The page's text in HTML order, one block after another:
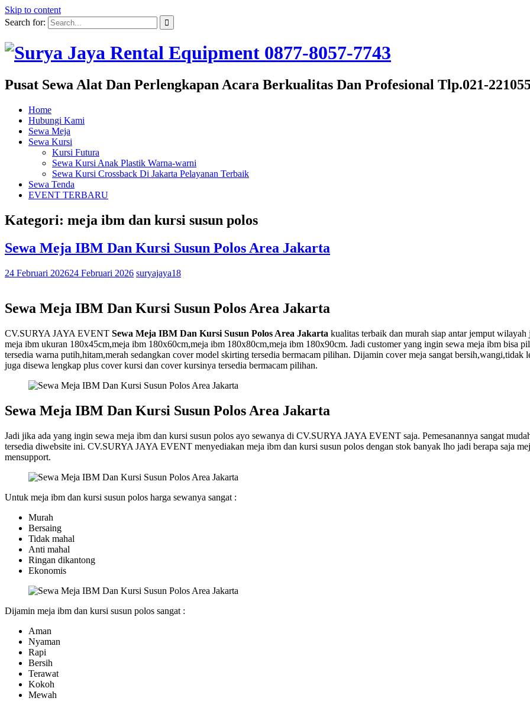
Skip to content
Search for:
Pusat Sewa Alat Dan Perlengkapan Acara Berkualitas Dan Profesional Tlp.021-
Home
Hubungi Kami
Sewa Meja
Sewa Kursi
Kursi Futura
Sewa Kursi Anak Plastik Warna-warni
Sewa Kursi Crossback Di Jakarta Pelayanan Terbaik
Sewa Tenda
EVENT TERBARU
Kategori: meja ibm dan kursi susun polos
Sewa Meja IBM Dan Kursi Susun Polos Area Jakarta
24 Februari 202624 Februari 2026 suryajaya18
Sewa Meja IBM Dan Kursi Susun Polos Area Jakarta
CV.SURYA JAYA EVENT Sewa Meja IBM Dan Kursi Susun Polos Area Jakarta kualitas terbaik dan murah siap antar jemput
meja ibm ukuran 180x45cm,meja ibm 180x60cm,meja ibm 180x80cm,meja ibm 180x90cm. Jadi customer yang ingin sewa meja ibm bisa
tersedia warna putih,hitam,merah sedangkan cover model skirting tersedia bermacam pilihan. Dijamin cover meja sangat
juga disewa lengkap plus cover kursi dan cover kursinya tersedia bermacam pilihan.
Sewa Meja IBM Dan Kursi Susun Polos Area Jakarta
Jadi jika ada yang ingin sewa meja ibm dan kursi susun polos ayo sewanya di CV.SURYA JAYA EVENT saja. Pemesanannya sangat
tersedia diwebsite ini. CV.SURYA JAYA EVENT menyediakan meja ibm dan kursi susun polos dengan stok banyak lho jadi berapa saja
mensupport.
Untuk meja ibm dan kursi susun polos harga sewanya sangat :
Murah
Bersaing
Tidak mahal
Anti mahal
Ringan dikantong
Ekonomis
Dijamin meja ibm dan kursi susun polos sangat :
Aman
Nyaman
Rapi
Bersih
Terawat
Kokoh
Mewah